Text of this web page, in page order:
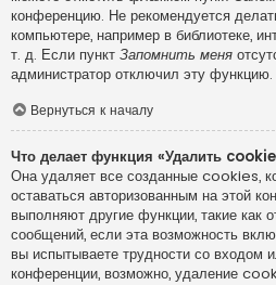
конференцию. Не рекомендуется
компьютере, например в библиотеке,
т. д. Если пункт Запомнить меня
администратор отключил эту функцию.
Вернуться к началу
Что делает функция «Удалить
Она удаляет все созданные cookies,
оставаться авторизованным на этой
выполняют другие функции, такие как
сообщений, если эта возможность
вы испытываете трудности со входом
конференции, возможно, удаление